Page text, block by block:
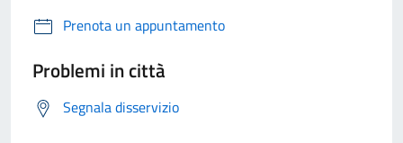
Prenota un appuntamento
Problemi in città
Segnala disservizio